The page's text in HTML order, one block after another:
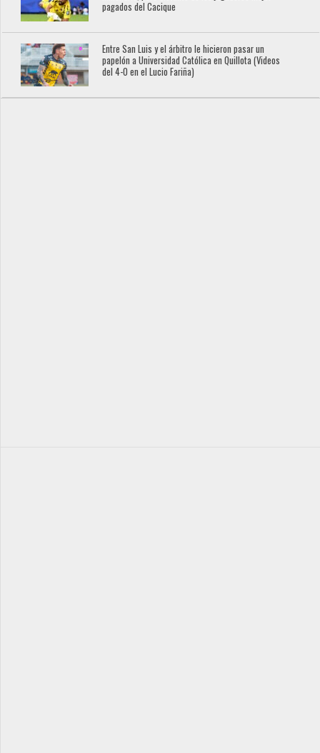
pagados del Cacique
Entre San Luis y el árbitro le hicieron pasar un
papelón a Universidad Católica en Quillota (Videos
del 4-0 en el Lucio Fariña)